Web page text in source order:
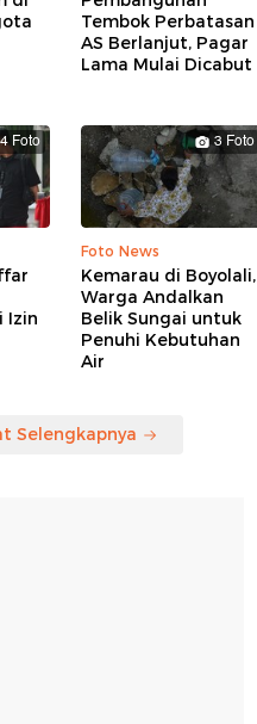
Tembok Perbatasan
AS Berlanjut, Pagar
Lama Mulai Dicabut
4 Foto
Izin
3 Foto
Foto News
Kemarau di Boyolali,
Warga Andalkan
Belik Sungai untuk
Penuhi Kebutuhan
Air
Selengkapnya